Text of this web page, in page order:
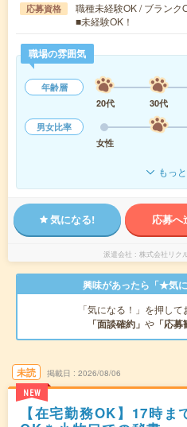
応募資格
職種未経験OK / ブランク
■未経験OK！
職場の雰囲気
年齢層
20代
30代
男女比率
女性
もっ
気になる! 応募へ
派遣会社 株式会社リク
興味があったら「★気
「気になる！」を押し
「面談確約」 や 「応募
未読
NEW
掲載日 2026/08/06
【在宅勤務OK】17時